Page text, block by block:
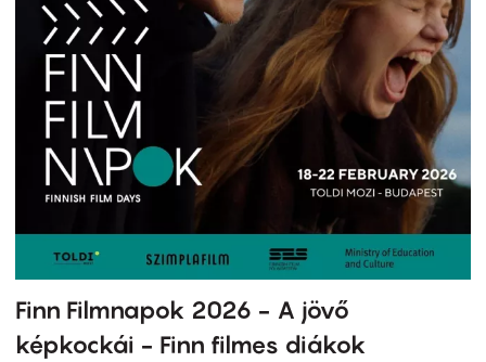
Finn Filmnapok 2026 - A jövő
képkockái - Finn filmes diákok